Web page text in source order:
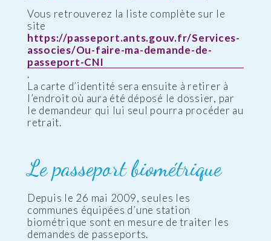
Vous retrouverez la liste complète sur le
site
https://passeport.ants.gouv.fr/Services-
associes/Ou-faire-ma-demande-de-
passeport-CNI
.
La carte d’identité sera ensuite à retirer à
l’endroit où aura été déposé le dossier, par
le demandeur qui lui seul pourra procéder au
retrait.
Le passeport biométrique
Depuis le 26 mai 2009, seules les
communes équipées d’une station
biométrique sont en mesure de traiter les
demandes de passeports.